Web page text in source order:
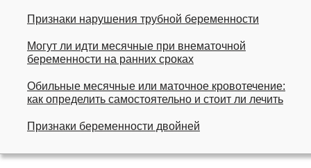
Признаки нарушения трубной беременности
Могут ли идти месячные при внематочной
беременности на ранних сроках
Обильные месячные или маточное кровотечение:
как определить самостоятельно и стоит ли лечить
Признаки беременности двойней